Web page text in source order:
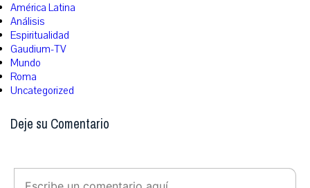
América Latina
Análisis
Espiritualidad
Gaudium-TV
Mundo
Roma
Uncategorized
Deje su Comentario